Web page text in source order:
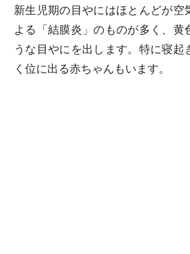
新生児期の目やにはほとんどが空
よる「結膜炎」のものが多く、黄
うな目やにを出します。特に寝起
く位に出る赤ちゃんもいます。